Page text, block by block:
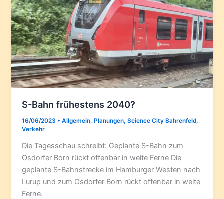
S-Bahn frühestens 2040?
16/06/2023 •Allgemein, Planungen,Science City Bahrenfeld,
Verkehr
Die Tagesschau schreibt: Geplante S-Bahn zum
Osdorfer Born rückt offenbar in weite Ferne Die
geplante S-Bahnstrecke im Hamburger Westen nach
Lurup und zum Osdorfer Born rückt offenbar in weite
Ferne.